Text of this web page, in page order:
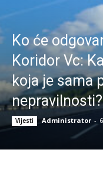
Ko će
Koridor Vc:
koja je sama
nepravilnosti?
Vijesti Administrator -